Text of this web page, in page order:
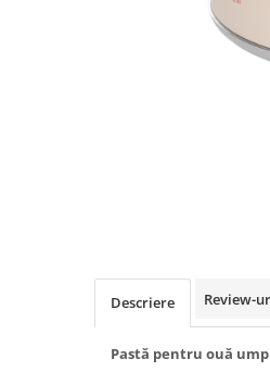
Descriere Review-
Pastă pentru ouă